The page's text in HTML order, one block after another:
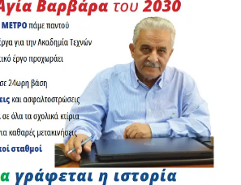
σκύλοι, στην προσπάθειά τους να
και τους πυκνούς καπνούς, είχαν